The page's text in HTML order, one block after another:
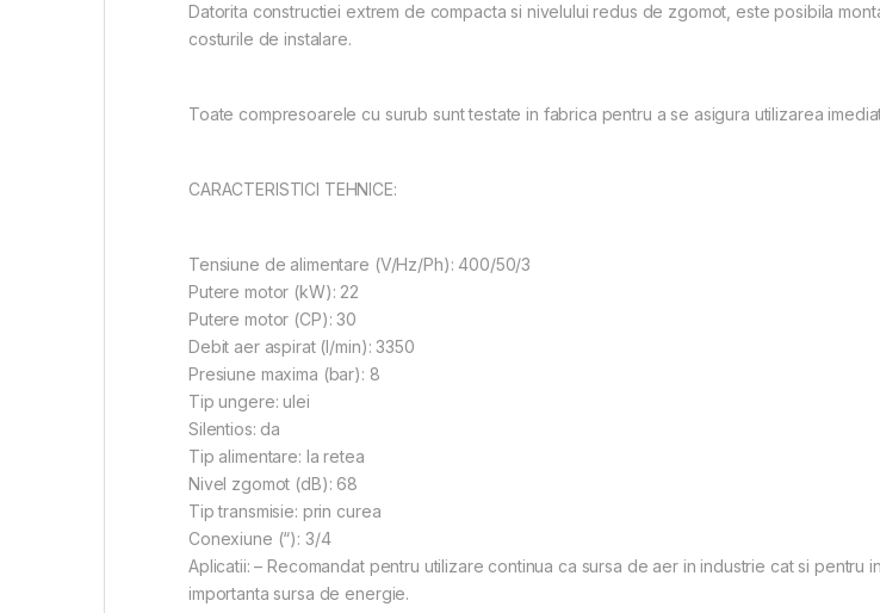
Datorita constructiei extrem de compacta si nivelului redus de zgomot, este posibila
costurile de instalare.
Toate compresoarele cu surub sunt testate in fabrica pentru a se asigura utilizarea
CARACTERISTICI TEHNICE:
Tensiune de alimentare (V/Hz/Ph): 400/50/3
Putere motor (kW): 22
Putere motor (CP): 30
Debit aer aspirat (l/min): 3350
Presiune maxima (bar): 8
Tip ungere: ulei
Silentios: da
Tip alimentare: la retea
Nivel zgomot (dB): 68
Tip transmisie: prin curea
Conexiune (“): 3/4
Aplicatii: – Recomandat pentru utilizare continua ca sursa de aer in industrie cat si pentru
importanta sursa de energie.